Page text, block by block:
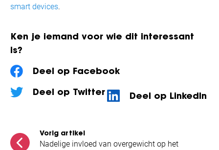
smart devices.
Ken je iemand voor wie dit interessant
is?
Deel op Facebook
Deel op Twitter
Deel op LinkedIn
Vorig artikel
Nadelige invloed van overgewicht op het